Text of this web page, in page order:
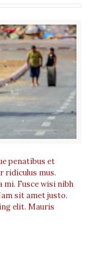
penatibus et
ridiculus mus.
mi. Fusce wisi nibh
sit amet justo.
elit. Mauris